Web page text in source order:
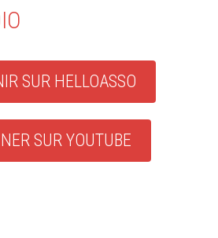
SUR HELLOASSO
SUR YOUTUBE